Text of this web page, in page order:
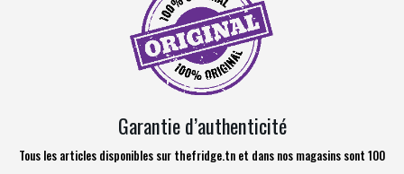
Garantie d’authenticité
Tous les articles disponibles sur thefridge.tn et dans nos magasins sont 100